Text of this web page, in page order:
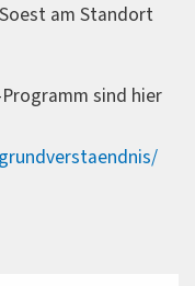
am Standort
sind hier